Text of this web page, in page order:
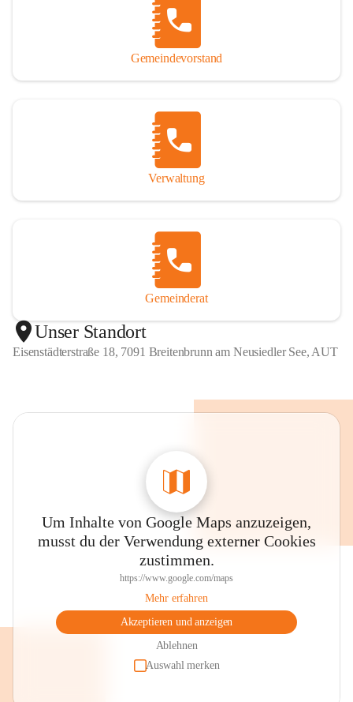
Gemeindevorstand
Verwaltung
Gemeinderat
Unser Standort
Eisenstädterstraße 18, 7091 Breitenbrunn am Neusiedler See, AUT
Um Inhalte von Google Maps anzuzeigen,
musst du der Verwendung externer Cookies
zustimmen.
https://www.google.com/maps
Mehr erfahren
Akzeptieren und anzeigen
Ablehnen
Auswahl merken